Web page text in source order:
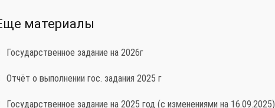
материалы
Государственное задание на 2026г
Отчёт о выполнении гос. задания 2025 г
Государственное задание на 2025 год (с изменениями на 16.09.2025)